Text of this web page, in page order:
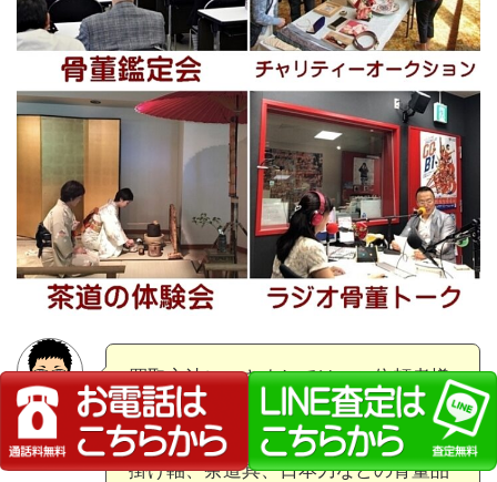
買取方法につきましては、ご依頼者様
のご都合に極力合わせますのでご相談
ください。
掛け軸、茶道具、日本刀などの骨董品